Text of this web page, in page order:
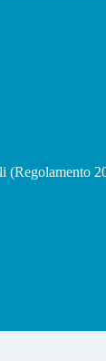
(Regolamento